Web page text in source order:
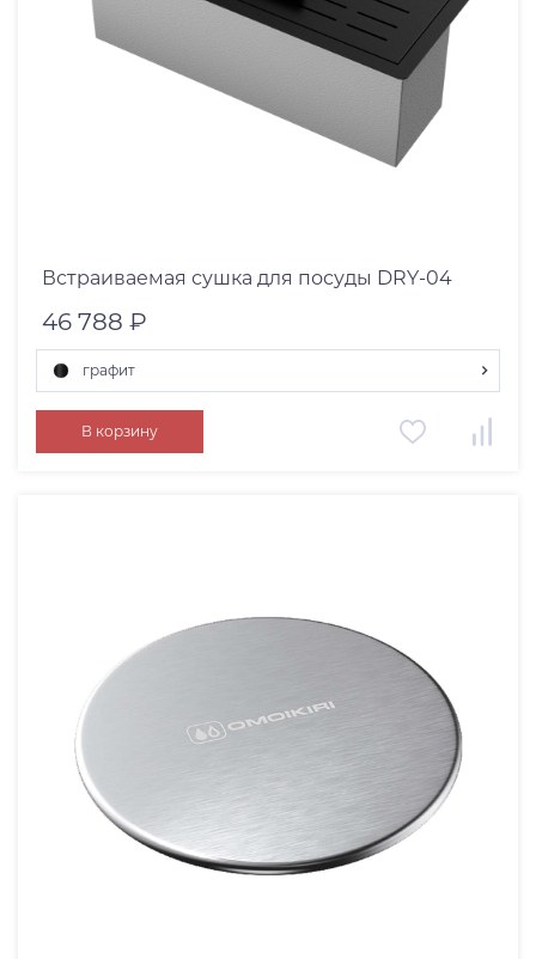
Встраиваемая сушка для посуды DRY-04
46 788 ₽
графит
светлое золото
графит
В корзину